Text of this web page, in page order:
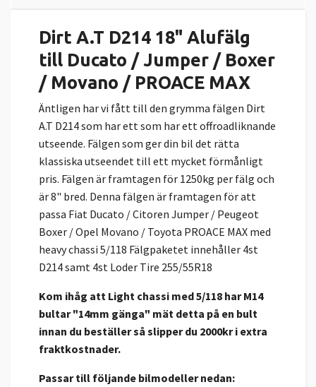
Dirt A.T D214 18" Alufälg
till Ducato / Jumper / Boxer
/ Movano / PROACE MAX
Äntligen har vi fått till den grymma fälgen Dirt
A.T D214 som har ett som har ett offroadliknande
utseende. Fälgen som ger din bil det rätta
klassiska utseendet till ett mycket förmånligt
pris. Fälgen är framtagen för 1250kg per fälg och
är 8" bred. Denna fälgen är framtagen för att
passa Fiat Ducato / Citoren Jumper / Peugeot
Boxer / Opel Movano / Toyota PROACE MAX med
heavy chassi 5/118 Fälgpaketet innehåller 4st
D214 samt 4st Loder Tire 255/55R18
Kom ihåg att Light chassi med 5/118 har M14
bultar "14mm gänga" mät detta på en bult
innan du beställer så slipper du 2000kr i extra
fraktkostnader.
Passar till följande bilmodeller nedan: